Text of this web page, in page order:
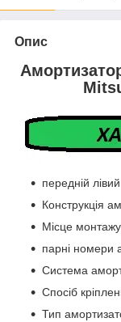
Опис
передній лівий
Конструкція
Місце
парні номери
Система
Спосіб
Тип